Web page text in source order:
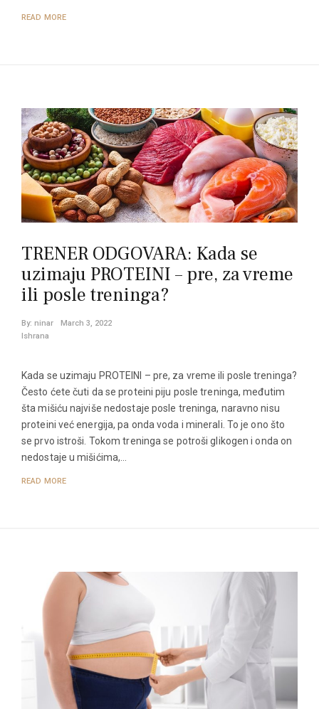
READ MORE
TRENER ODGOVARA: Kada se
uzimaju PROTEINI – pre, za vreme
ili posle treninga?
By: ninar
March 3, 2022
Ishrana
Kada se uzimaju PROTEINI – pre, za vreme ili posle treninga?
Često ćete čuti da se proteini piju posle treninga, međutim
šta mišiću najviše nedostaje posle treninga, naravno nisu
proteini već energija, pa onda voda i minerali. To je ono što
se prvo istroši. Tokom treninga se potroši glikogen i onda on
nedostaje u mišićima,…
READ MORE